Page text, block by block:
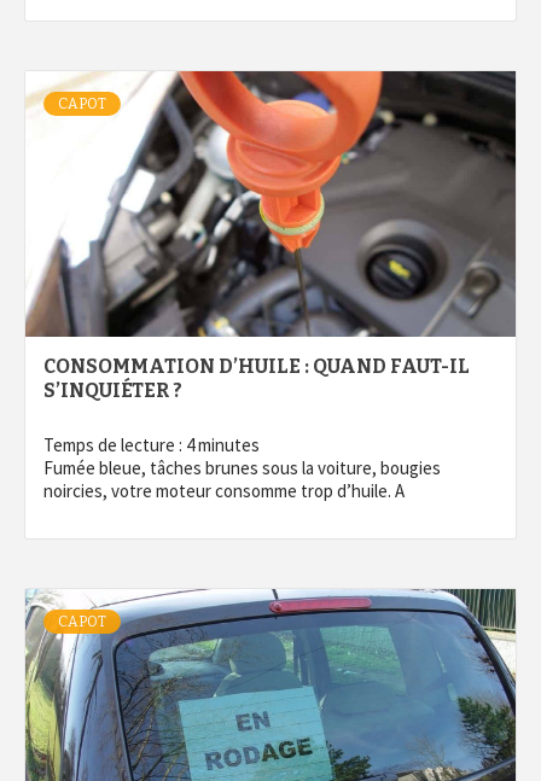
CAPOT
CONSOMMATION D’HUILE : QUAND FAUT-IL
S’INQUIÉTER ?
Temps de lecture : 4minutes
Fumée bleue, tâches brunes sous la voiture, bougies
noircies, votre moteur consomme trop d’huile. A
CAPOT